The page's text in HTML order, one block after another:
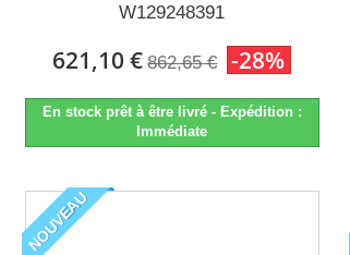
W129248391
621,10 € 862,65 € -28%
En stock prêt à être livré - Expédition :
Immédiate
NOUVEAU